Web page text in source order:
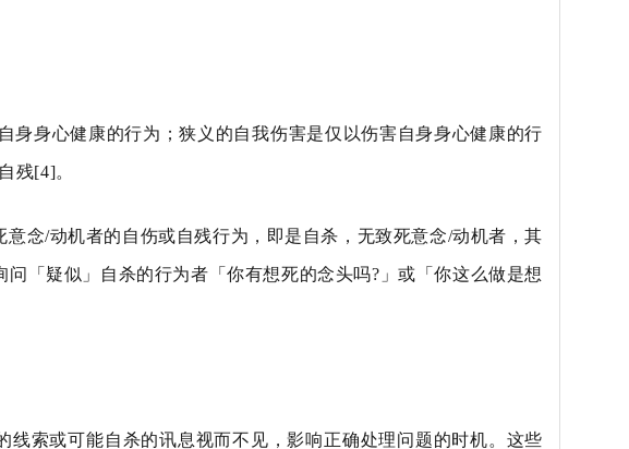
身身心健康的行为；狭义的自我伤害是仅以伤害自身身心健康的行
残[4]。
意念/动机者的自伤或自残行为，即是自杀，无致死意念/动机者，其
问「疑似」自杀的行为者「你有想死的念头吗? 」或「你这么做是想
线索或可能自杀的讯息视而不见，影响正确处理问题的时机。这些